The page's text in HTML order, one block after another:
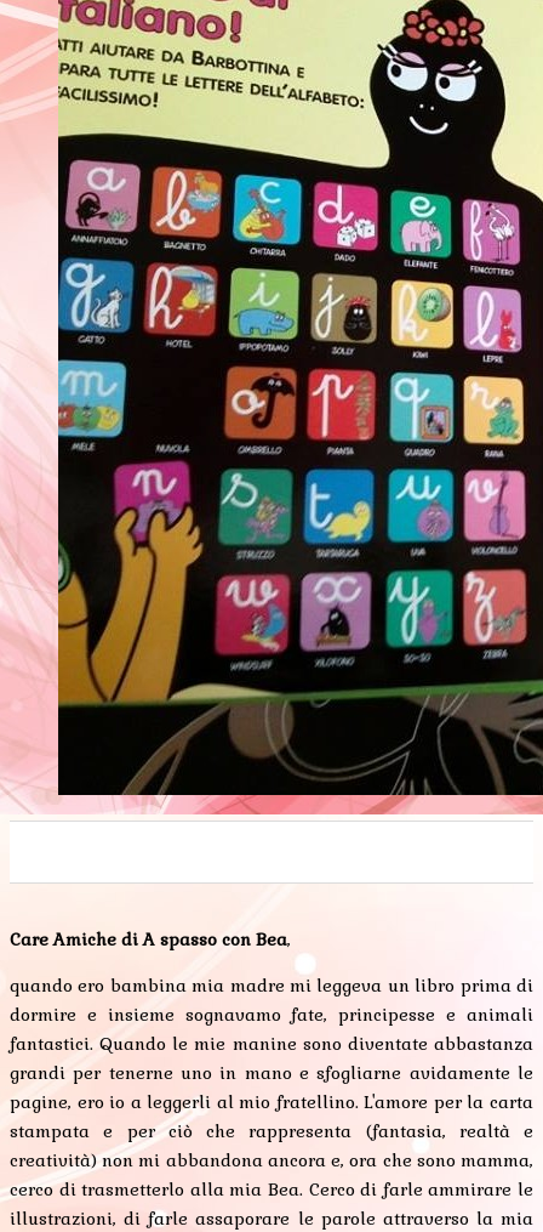
Care Amiche di A spasso con Bea,
quando ero bambina mia madre mi leggeva un libro prima di
dormire e insieme sognavamo fate, principesse e animali
fantastici. Quando le mie manine sono diventate abbastanza
grandi per tenerne uno in mano e sfogliarne avidamente le
pagine, ero io a leggerli al mio fratellino. L'amore per la carta
stampata e per ciò che rappresenta (fantasia, realtà e
creatività) non mi abbandona ancora e, ora che sono mamma,
cerco di trasmetterlo alla mia Bea. Cerco di farle ammirare le
illustrazioni, di farle assaporare le parole attraverso la mia